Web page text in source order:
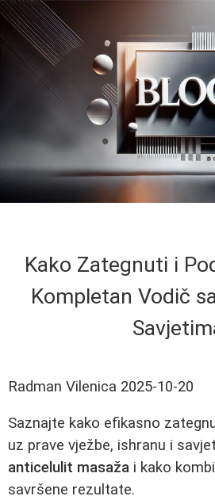
Kako Zategnuti i
Kompletan Vodič
Radman Vilenica 2025-10-20
Saznajte kako efikasno
uz prave vježbe, ishranu i
anticelulit masaža i kako
savršene rezultate.